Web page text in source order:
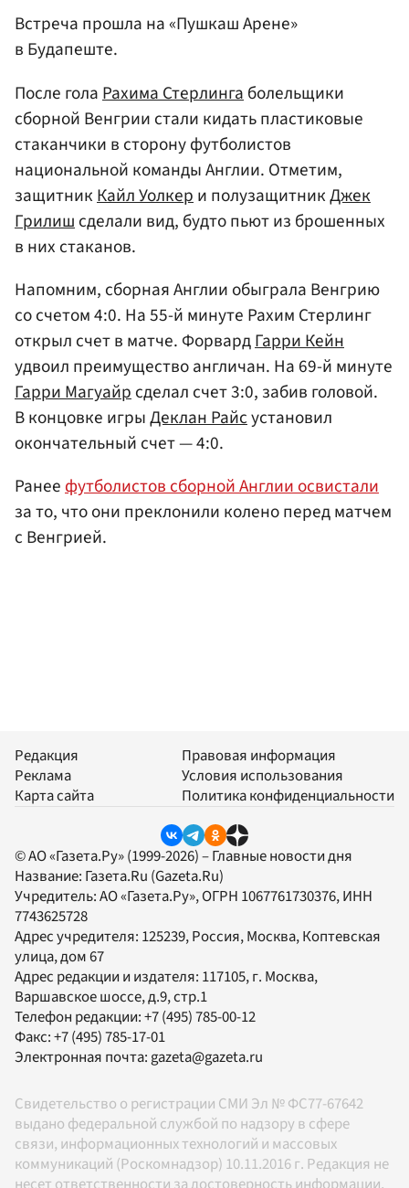
Встреча прошла на «Пушкаш Арене»
в Будапеште.
После гола Рахима Стерлинга болельщики
сборной Венгрии стали кидать пластиковые
стаканчики в сторону футболистов
национальной команды Англии. Отметим,
защитник Кайл Уолкер и полузащитникДжек
Грилиш сделали вид, будто пьют из брошенных
в них стаканов.
Напомним, сборная Англии обыграла Венгрию
со счетом 4:0. На 55-й минуте Рахим Стерлинг
открыл счет в матче. ФорвардГарри Кейн
удвоил преимущество англичан. На 69-й минуте
Гарри Магуайрсделал счет 3:0, забив головой.
В концовке игрыДеклан Райсустановил
окончательный счет — 4:0.
Ранеефутболистов сборной Англии освистали
за то, что они преклонили колено перед матчем
с Венгрией.
Редакция
Реклама
Карта сайта
Правовая информация
Условия использования
Политика конфиденциальности
© АО «Газета.Ру» (1999-2026) – Главные новости дня
Название: Газета.Ru (Gazeta.Ru)
Учредитель:АО «Газета.Ру», ОГРН 1067761730376, ИНН
7743625728
Адрес учредителя: 125239, Россия, Москва, Коптевская
улица, дом 67
Адрес редакции и издателя: 117105, г. Москва,
Варшавское шоссе, д.9, стр.1
Телефон редакции:+7 (495) 785-00-12
Факс:+7 (495) 785-17-01
Электронная почта:gazeta@gazeta.ru
Свидетельство о регистрации СМИ Эл № ФС77-67642
выдано федеральной службой по надзору в сфере
связи, информационных технологий и массовых
коммуникаций (Роскомнадзор) 10.11.2016 г. Редакция не